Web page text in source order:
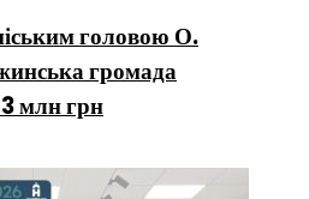
головою О.
громада
млн грн